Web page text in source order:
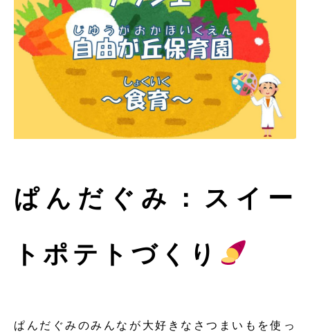
ぱんだぐみ：スイー
トポテトづくり
ぱんだぐみのみんなが大好きなさつまいもを使っ